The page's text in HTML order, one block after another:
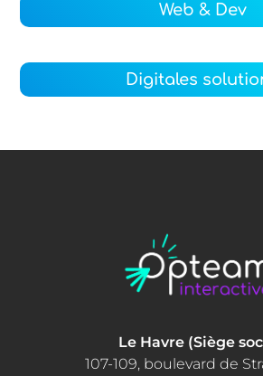
Web & Dev
Digitales
Le Havre (Siège
107-109, boulevard de